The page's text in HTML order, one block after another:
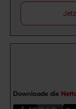
Downloade die